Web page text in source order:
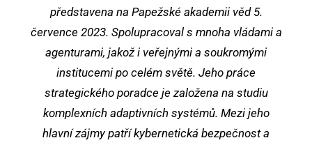
představena na Papežské akademii věd 5.
července 2023. Spolupracoval s mnoha vládami a
agenturami, jakož i veřejnými a soukromými
institucemi po celém světě. Jeho práce
strategického poradce je založena na studiu
komplexních adaptivních systémů. Mezi jeho
hlavní zájmy patří kybernetická bezpečnost a